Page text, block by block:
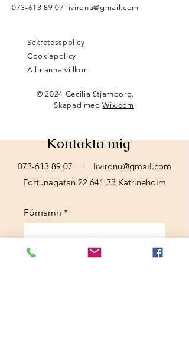
073-613 89 07 livironu@gmail.com
Sekretesspolicy
Cookiepolicy
Allmänna villkor
© 2024 Cecilia Stjärnborg.
Skapad medWix.com
Kontakta mig
073-613 89 07 | livironu@gmail.com
Fortunagatan 22 641 33 Katrineholm
Förnamn
Efternamn